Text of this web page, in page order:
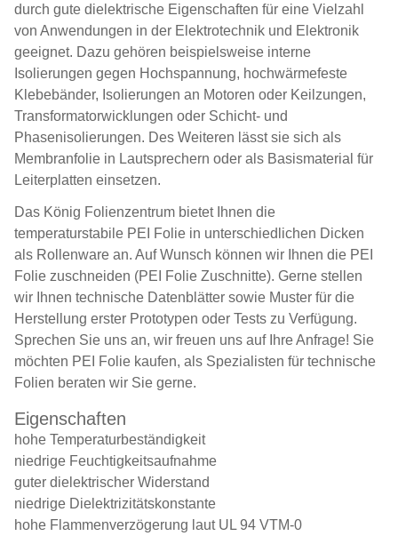
durch gute dielektrische Eigenschaften für eine Vielzahl
von Anwendungen in der Elektrotechnik und Elektronik
geeignet. Dazu gehören beispielsweise interne
Isolierungen gegen Hochspannung, hochwärmefeste
Klebebänder, Isolierungen an Motoren oder Keilzungen,
Transformatorwicklungen oder Schicht- und
Phasenisolierungen. Des Weiteren lässt sie sich als
Membranfolie in Lautsprechern oder als Basismaterial für
Leiterplatten einsetzen.
Das König Folienzentrum bietet Ihnen die
temperaturstabile PEI Folie in unterschiedlichen Dicken
als Rollenware an. Auf Wunsch können wir Ihnen die PEI
Folie zuschneiden (PEI Folie Zuschnitte). Gerne stellen
wir Ihnen technische Datenblätter sowie Muster für die
Herstellung erster Prototypen oder Tests zu Verfügung.
Sprechen Sie uns an, wir freuen uns auf Ihre Anfrage! Sie
möchten PEI Folie kaufen, als Spezialisten für technische
Folien beraten wir Sie gerne.
Eigenschaften
hohe Temperaturbeständigkeit
niedrige Feuchtigkeitsaufnahme
guter dielektrischer Widerstand
niedrige Dielektrizitätskonstante
hohe Flammenverzögerung laut UL 94 VTM-0